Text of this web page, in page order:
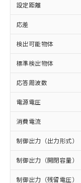
設定距離
応差
検出可能物体
標準検出物体
応答周波数
電源電圧
消費電流
制御出力（出力形式）
制御出力（開閉容量）
制御出力（残留電圧）